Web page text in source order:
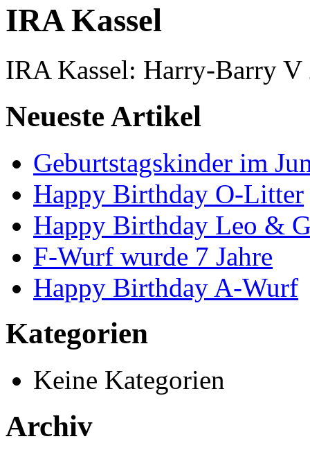
IRA Kassel
IRA Kassel: Harry-Barry
Neueste Artikel
Geburtstagskinder im
Happy Birthday O-Litter
Happy Birthday Leo &
F-Wurf wurde 7 Jahre
Happy Birthday A-Wurf
Kategorien
Keine Kategorien
Archiv